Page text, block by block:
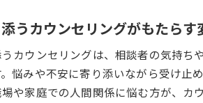
うカウンセリングがもたらす
カウンセリングは、相談者の気持ち
悩みや不安に寄り添いながら受け止
や家庭での人間関係に悩む方が、カ